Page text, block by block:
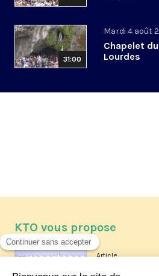
31:00
Mardi 4 août
Chapelet
Lourdes
KTO vous propose
Article
Les